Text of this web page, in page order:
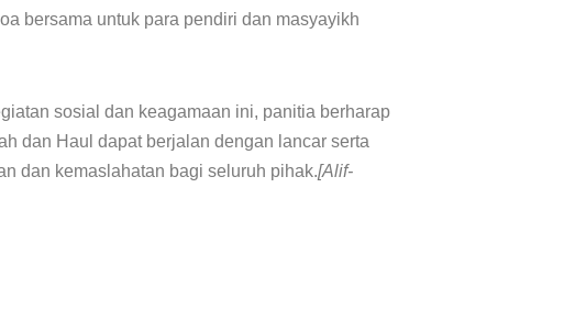
bersama untuk para pendiri dan masyayikh
sosial dan keagamaan ini, panitia berharap
dan Haul dapat berjalan dengan lancar serta
dan kemaslahatan bagi seluruh pihak.[Alif-